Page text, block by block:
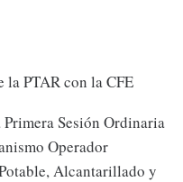
la PTAR con la CFE
Sesión Ordinaria
Operador
Alcantarillado y